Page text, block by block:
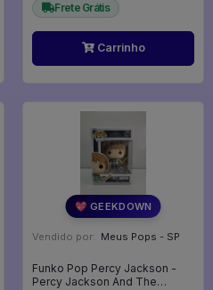
Frete Grátis
Carrinho
💖 GEEKDOWN
Vendido por: Meus Pops - SP
Funko Pop Percy Jackson -
Percy Jackson And The